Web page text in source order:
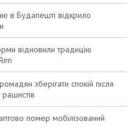
в Будапешті відкрило
відновили традицію
зберігати спокій після
помер мобілізований